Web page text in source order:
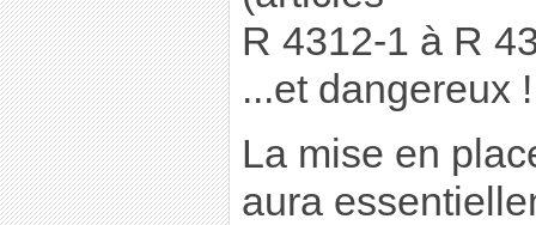
R 4312-1 à R
...et dangereux !
La mise en
aura